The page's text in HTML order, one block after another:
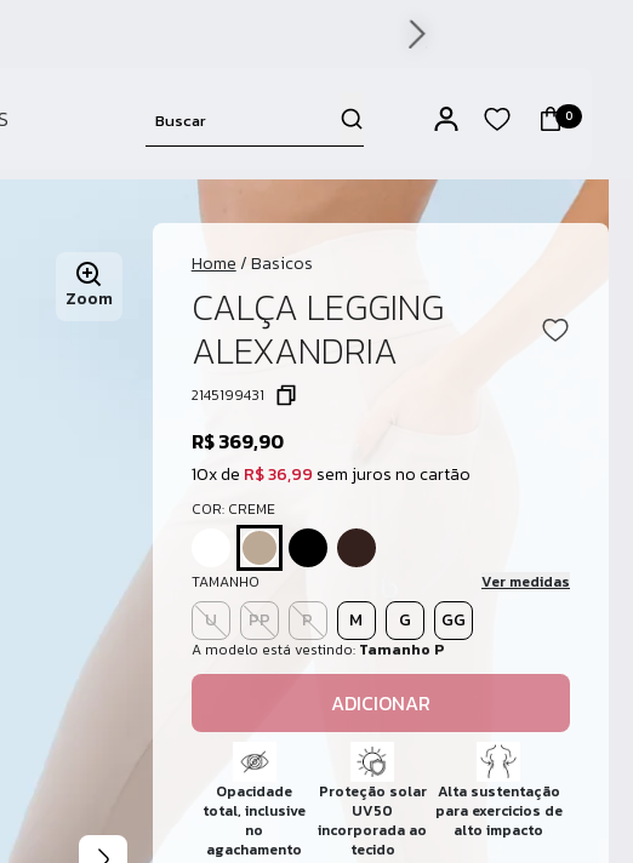
ATÉ 10X
0
Zoom
Home/Basicos
CALÇA LEGGING
ALEXANDRIA
2145199431
R$ 369,90
10x de R$ 36,99 sem juros no cartão
COR: CREME
TAMANHO Ver medidas
U PP P M G GG
A modelo está vestindo: Tamanho P
ADICIONAR
Opacidade
total, inclusive
no
agachamento
Proteção solar
UV50
incorporada ao
tecido
Alta sustentação
para exercicios de
alto impacto